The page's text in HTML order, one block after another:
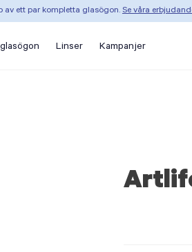
av ett par kompletta glasögon. Se våra
Linser Kampanjer